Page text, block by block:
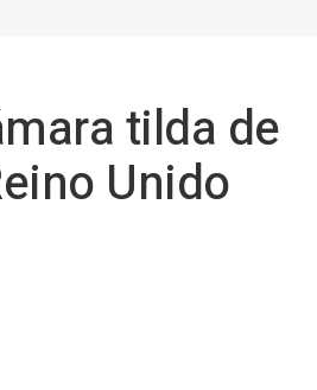
tilda de
Unido